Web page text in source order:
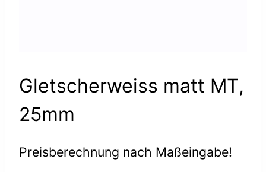
Gletscherweiss matt MT,
25mm
Preisberechnung nach Maßeingabe!